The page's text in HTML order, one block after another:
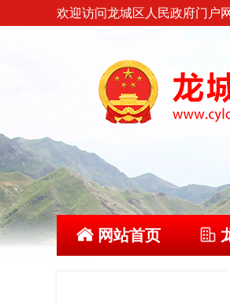
欢迎访问龙城区人民政府门户
网站首页